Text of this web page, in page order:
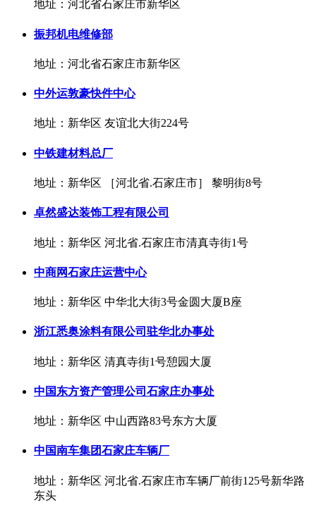
地址：河北省石家庄市新华区
振邦机电维修部
地址：河北省石家庄市新华区
中外运敦豪快件中心
地址：新华区 友谊北大街224号
中铁建材料总厂
地址：新华区 ［河北省.石家庄市］ 黎明街8号
卓然盛达装饰工程有限公司
地址：新华区 河北省.石家庄市清真寺街1号
中商网石家庄运营中心
地址：新华区 中华北大街3号金圆大厦B座
浙江悉奥涂料有限公司驻华北办事处
地址：新华区 清真寺街1号憩园大厦
中国东方资产管理公司石家庄办事处
地址：新华区 中山西路83号东方大厦
中国南车集团石家庄车辆厂
地址：新华区 河北省.石家庄市车辆厂前街125号新华路
东头